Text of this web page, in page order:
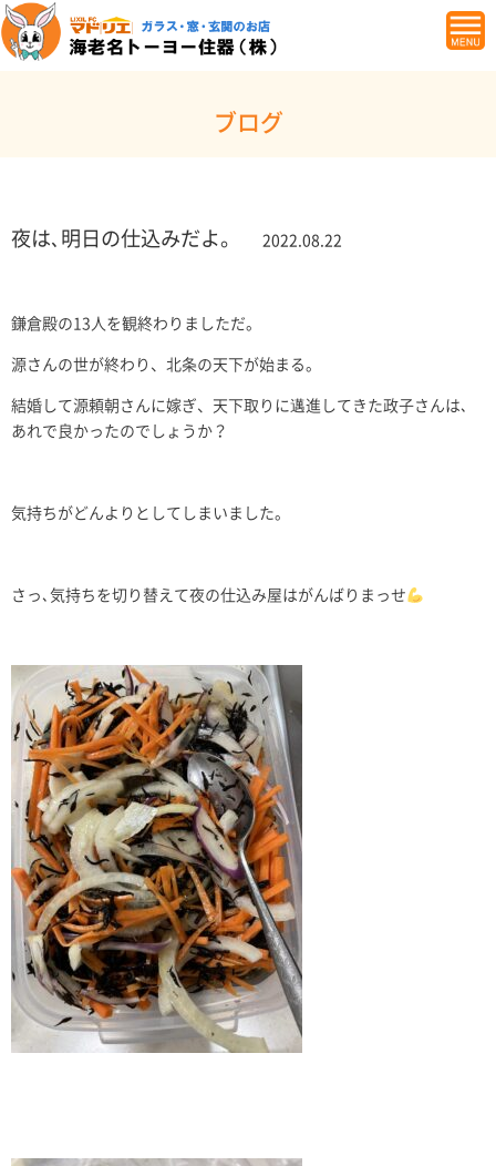
ブログ
夜は､明日の仕込みだよ。 2022.08.22
鎌倉殿の13人を観終わりましただ。
源さんの世が終わり、北条の天下が始まる。
結婚して源頼朝さんに嫁ぎ、天下取りに邁進してきた政子さんは､
あれで良かったのでしょうか？
気持ちがどんよりとしてしまいました。
さっ､気持ちを切り替えて夜の仕込み屋はがんばりまっせ